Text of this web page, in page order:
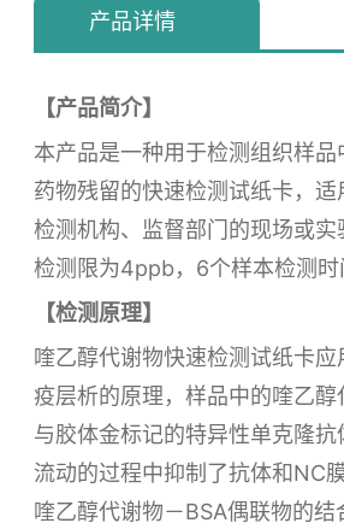
产品详情
【产品简介】
本产品是一种用于检测组织样品
药物残留的快速检测试纸卡，适
检测机构、监督部门的现场或实
检测限为4ppb，6个样本检测时
【检测原理】
喹乙醇代谢物快速检测试纸卡应
疫层析的原理，样品中的喹乙醇
与胶体金标记的特异性单克隆
流动的过程中抑制了抗体和NC
喹乙醇代谢物－BSA偶联物的结